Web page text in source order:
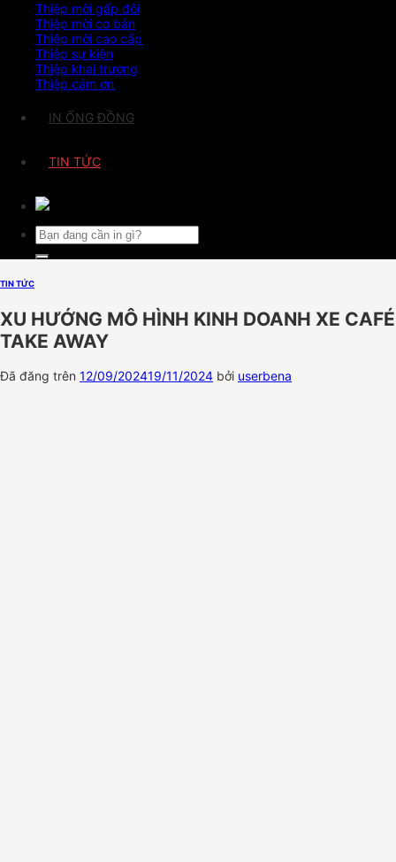
Thiệp mời gấp đôi
Thiệp mời cơ bản
Thiệp mời cao cấp
Thiệp sự kiện
Thiệp khai trương
Thiệp cảm ơn
IN ỐNG ĐỒNG
TIN TỨC
Tìm
kiếm:
TIN TỨC
XU HƯỚNG MÔ HÌNH KINH DOANH XE CAFÉ
TAKE AWAY
Đã đăng trên 12/09/202419/11/2024 bởi userbena